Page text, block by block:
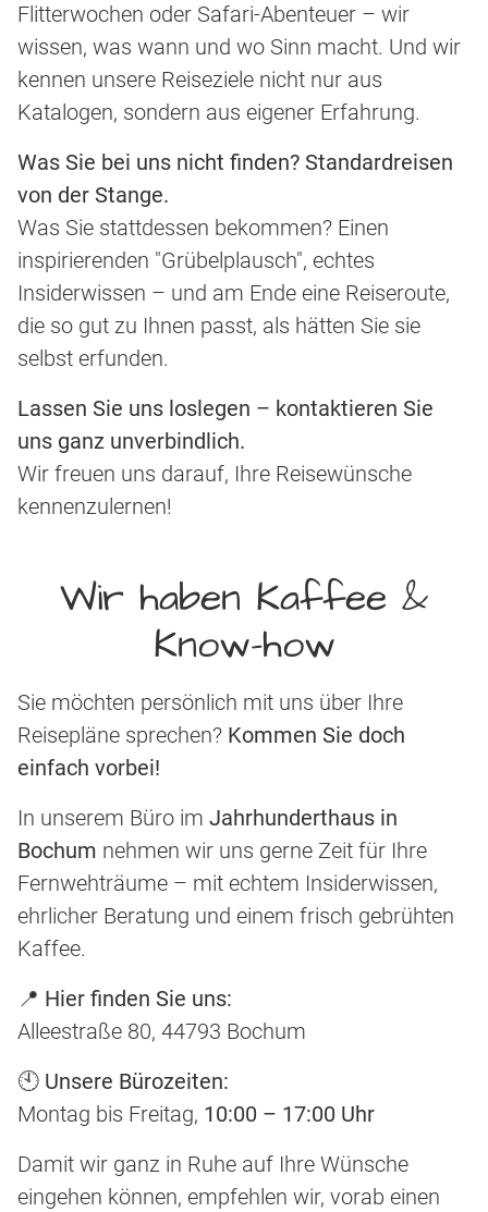
Flitterwochen oder Safari-Abenteuer – wir
wissen, was wann und wo Sinn macht. Und wir
kennen unsere Reiseziele nicht nur aus
Katalogen, sondern aus eigener Erfahrung.
Was Sie bei uns nicht finden? Standardreisen
von der Stange.
Was Sie stattdessen bekommen? Einen
inspirierenden "Grübelplausch", echtes
Insiderwissen – und am Ende eine Reiseroute,
die so gut zu Ihnen passt, als hätten Sie sie
selbst erfunden.
Lassen Sie uns loslegen – kontaktieren Sie
uns ganz unverbindlich.
Wir freuen uns darauf, Ihre Reisewünsche
kennenzulernen!
Wir haben Kaffee &
Know-how
Sie möchten persönlich mit uns über Ihre
Reisepläne sprechen? Kommen Sie doch
einfach vorbei!
In unserem Büro im Jahrhunderthaus in
Bochum nehmen wir uns gerne Zeit für Ihre
Fernwehträume – mit echtem Insiderwissen,
ehrlicher Beratung und einem frisch gebrühten
Kaffee.
📍 Hier finden Sie uns:
Alleestraße 80, 44793 Bochum
🕙 Unsere Bürozeiten:
Montag bis Freitag, 10:00 – 17:00 Uhr
Damit wir ganz in Ruhe auf Ihre Wünsche
eingehen können, empfehlen wir, vorab einen